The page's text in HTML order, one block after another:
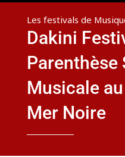
Les festivals de
Dakini
Musicale
Mer Noire